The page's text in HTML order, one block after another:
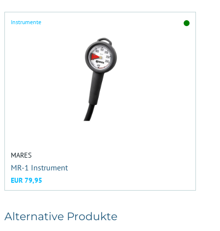
Instrumente
MARES
MR-1 Instrument
EUR 79,95
Alternative Produkte